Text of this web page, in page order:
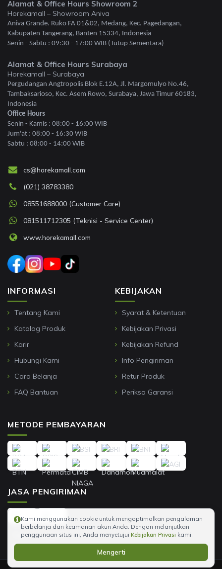
Alamat & Office Hours Showroom 2
Horekamall – Showroom Aniva
Aniva Grande. Ruko FA 01&02, Medang, Kec. Pagedangan,
Kabupaten Tangerang, Banten 15334, Indonesia
Senin - Sabtu : 09:30 - 17:00 WIB (Tutup Sementara)
Alamat & Office Hours Surabaya
Horekamall – Surabaya
Pergudangan Angtropolis Blok E.12A, Jl. Margomulyo No.46,
Tambaksarioso, Kec. Asem Rowo, Surabaya, Jawa Timur 60183,
Indonesia
Office Hours
Senin - Kamis : 08:00 - 16:00 WIB
Jum'at : 08:00 - 16:30 WIB
Sabtu : 08:00 - 14:00 WIB
INFORMASI
Tentang Kami
Katalog Produk
Karir
Hubungi Kami
Cara Belanja
FAQ Bantuan
KEBIJAKAN
Syarat & Ketentuan
Kebijakan Privasi
Kebijakan Refund
Info Pengiriman
Retur Produk
Periksa Garansi
cs@horekamall.com
(021) 38783380
08551688000 (Customer Care)
081511712305 (Teknisi - Service Center)
www.horekamall.com
METODE PEMBAYARAN
JASA PENGIRIMAN
Kami menggunakan cookie untuk mengoptimalkan pengalaman
berbelanja dan keamanan akun Anda. Dengan melanjutkan
penggunaan situs ini, Anda menyetujui Kebijakan Privasi kami.
Mengerti